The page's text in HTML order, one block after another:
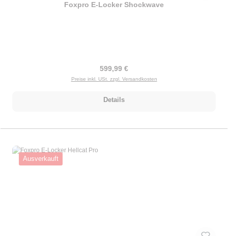
Foxpro E-Locker Shockwave
Regulärer Preis:
599,99 €
Preise inkl. USt. zzgl. Versandkosten
Details
Ausverkauft